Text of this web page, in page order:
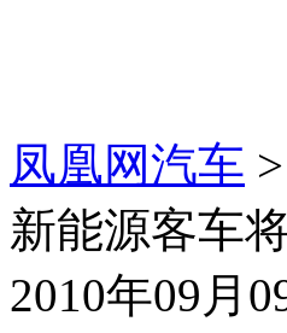
凤凰网汽车 >
新能源客车
2010年09月